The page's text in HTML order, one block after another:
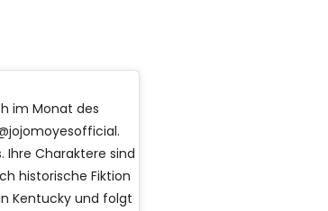
im Monat des
Ihre Charaktere sind
historische Fiktion
Kentucky und folgt